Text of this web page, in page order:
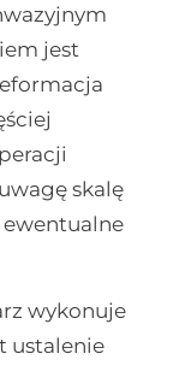
jest
skalę
wykonuje
ustalenie